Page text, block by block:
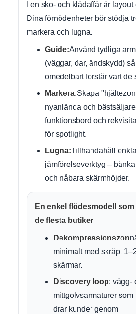
I en sko- och klädaffär är
Dina förnödenheter bör stödja
markera och lugna.
Guide:Använd tydliga
(väggar, öar, ändskydd)
omedelbart förstår vart de
Markera:Skapa
nyanlända och
funktionsbord och
för spotlight.
Lugna:Tillhandahåll
jämförelseverktyg –
och nåbara skärmhöjder.
En enkel flödesmodell
de flesta butiker
Dekompressionszon
minimalt med skräp,
skärmar.
Discovery loop: vägg-
mittgolvsarmaturer som
drar kunder genom